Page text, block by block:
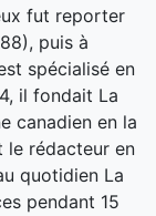
fut reporter
puis à
spécialisé en
il fondait La
canadien en la
le rédacteur en
quotidien La
pendant 15